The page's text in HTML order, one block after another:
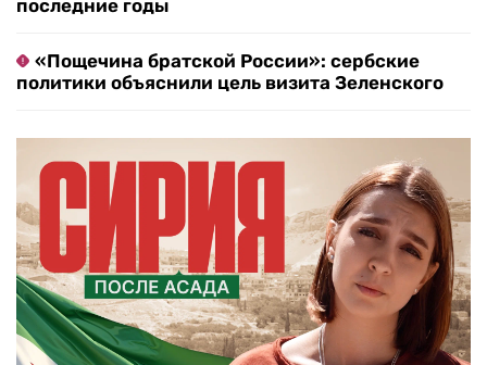
последние годы
«Пощечина братской России»: сербские
политики объяснили цель визита Зеленского